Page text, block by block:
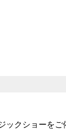
クショーを